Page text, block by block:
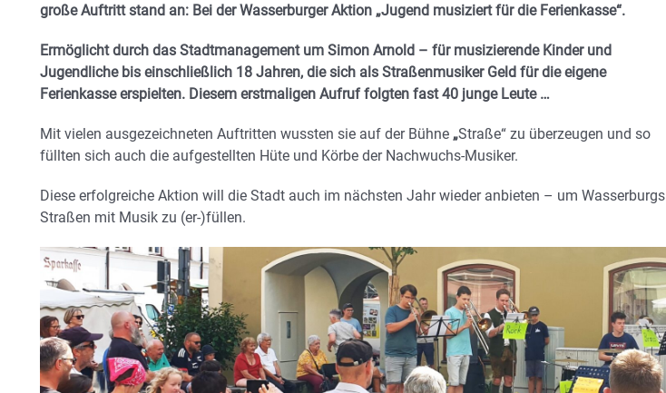
große Auftritt stand an: Bei der Wasserburger Aktion „Jugend musiziert für die Ferienkasse“.
Ermöglicht durch das Stadtmanagement um Simon Arnold – für musizierende Kinder und
Jugendliche bis einschließlich 18 Jahren, die sich als Straßenmusiker Geld für die eigene
Ferienkasse erspielten. Diesem erstmaligen Aufruf folgten fast 40 junge Leute …
Mit vielen ausgezeichneten Auftritten wussten sie auf der Bühne „Straße“ zu überzeugen und so
füllten sich auch die aufgestellten Hüte und Körbe der Nachwuchs-Musiker.
Diese erfolgreiche Aktion will die Stadt auch im nächsten Jahr wieder anbieten – um Wasserburgs
Straßen mit Musik zu (er-)füllen.